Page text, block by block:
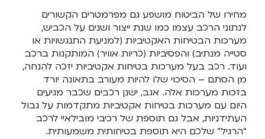
מחירו של הביטוח מושפע גם מפרמטרים הקשורים
לנתוני הרכב עצמו כמו שנת ייצור ושנים על הכביש,
מערכות הבטיחות האקטיביות (למניעת התנגשויות או
סטייה מנתיב) והפסיביות (כריות אוויר) המותקנות ברכב
ועוד. רכב בעל מערכות בטיחות אקטיביות יזכה להנחה,
מן הסתם – הסיכוי שלו להיות מעורב בתאונה יורד
בזכות מערכות אלה. אגב, ישנן רכבים שכבר מגיעים
היום עם מערכות בטיחות אקטיביות מתקדמות על גבול
העתידניות, אבל גם תוספת של רכיבי מובילאיי לרכב
“הרגיל” שלכם היא תוספת בטיחותית משמעותית.